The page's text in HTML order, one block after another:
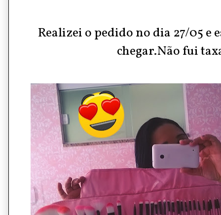
Realizei o pedido no dia 27/05 e
chegar.Não fui